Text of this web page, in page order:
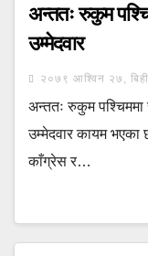
अन्ततः रुकुम
उम्मेदवार
२०७९ आश्विन २७,
अन्ततः रुकुम
उम्मेदवार कायम भएका
काँग्रेस र…